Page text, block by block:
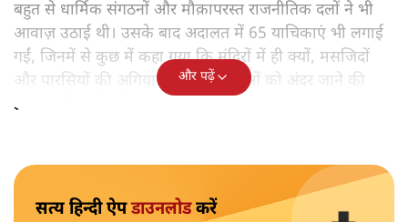
बहुत से धार्मिक संगठनों और मौक़ापरस्त राजनीतिक दलों ने भी
आवाज़ उठाई थी। उसके बाद अदालत में 65 याचिकाएं भी लगाई
गईं, जिनमें से कुछ में कहा गया कि मंदिरों में ही क्यों, मसजिदों
और पारसियों की अगियारी में भी महिलाओं को अंदर जाने की
इजाजत मिलनी चाहिए।
और पढ़ें
सत्य हिन्दी ऐपडाउनलोडकरें